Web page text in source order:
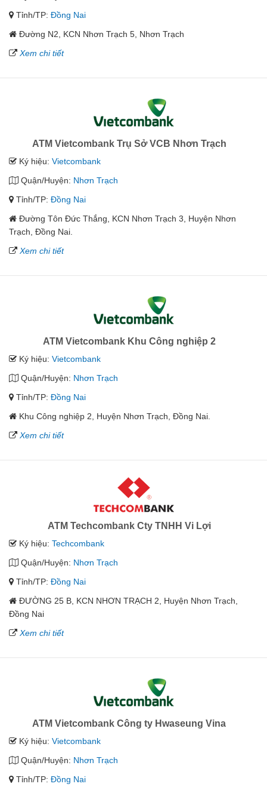
Tỉnh/TP: Đồng Nai
Đường N2, KCN Nhơn Trạch 5, Nhơn Trạch
Xem chi tiết
ATM Vietcombank Trụ Sở VCB Nhơn Trạch
Ký hiệu: Vietcombank
Quận/Huyện: Nhơn Trạch
Tỉnh/TP: Đồng Nai
Đường Tôn Đức Thắng, KCN Nhơn Trạch 3, Huyện Nhơn
Trạch, Đồng Nai.
Xem chi tiết
ATM Vietcombank Khu Công nghiệp 2
Ký hiệu: Vietcombank
Quận/Huyện: Nhơn Trạch
Tỉnh/TP: Đồng Nai
Khu Công nghiệp 2, Huyện Nhơn Trạch, Đồng Nai.
Xem chi tiết
ATM Techcombank Cty TNHH Vi Lợi
Ký hiệu: Techcombank
Quận/Huyện: Nhơn Trạch
Tỉnh/TP: Đồng Nai
ĐƯỜNG 25 B, KCN NHƠN TRẠCH 2, Huyện Nhơn Trạch,
Đồng Nai
Xem chi tiết
ATM Vietcombank Công ty Hwaseung Vina
Ký hiệu: Vietcombank
Quận/Huyện: Nhơn Trạch
Tỉnh/TP: Đồng Nai